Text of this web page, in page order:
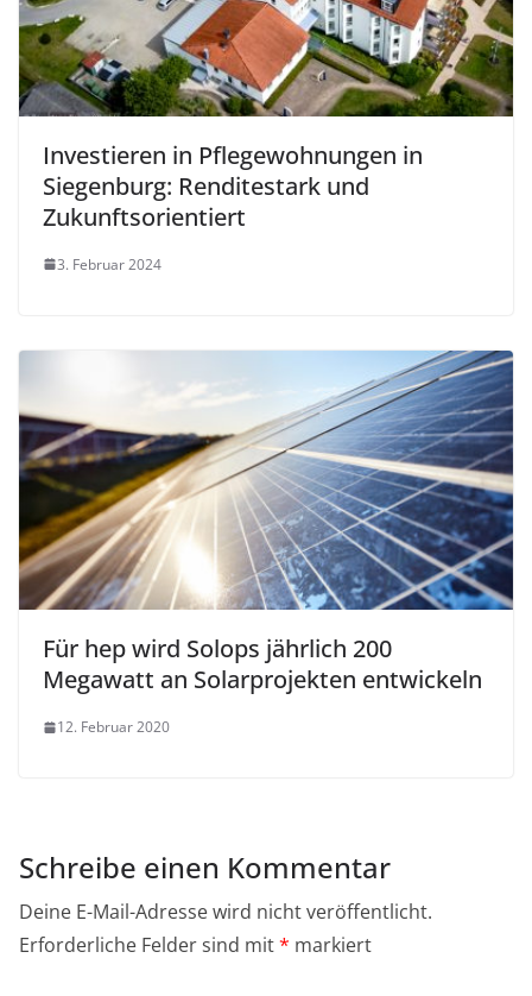
Investieren in Pflegewohnungen in
Siegenburg: Renditestark und
Zukunftsorientiert
3. Februar 2024
Für hep wird Solops jährlich 200
Megawatt an Solarprojekten entwickeln
12. Februar 2020
Schreibe einen Kommentar
Deine E-Mail-Adresse wird nicht veröffentlicht.
Erforderliche Felder sind mit* markiert